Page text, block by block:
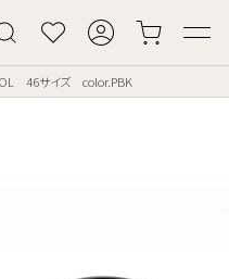
46サイズ color.PBK